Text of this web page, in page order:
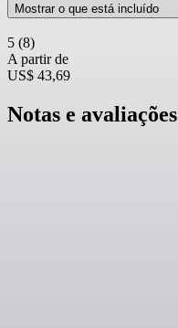
Mostrar o que está incluído
5 (8)
A partir de
US$ 43,69
Notas e avaliações